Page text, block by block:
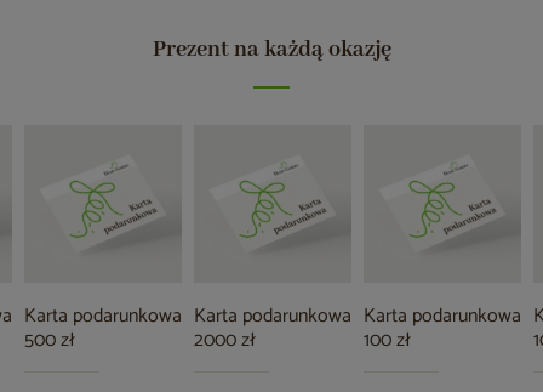
Prezent na każdą okazję
Karta podarunkowa
500 zł
Karta podarunkowa
2000 zł
Karta podarunkowa
100 zł